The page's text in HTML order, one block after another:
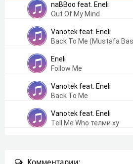
naBBoo feat. Eneli
Out Of My Mind
Vanotek feat. Eneli
Back To Me (Mustafa
Eneli
Follow Me
Vanotek feat. Eneli
Back To Me
Vanotek feat. Eneli
Tell Me Who телми ху